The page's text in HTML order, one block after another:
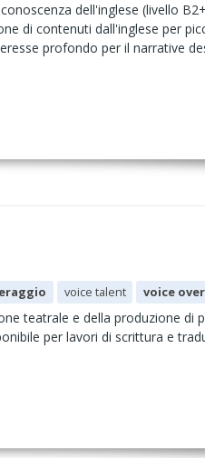
dell'inglese (livello
di contenuti dall'inglese per
profondo per il narrative
voice talent voice over
teatrale e della produzione di
per lavori di scrittura e